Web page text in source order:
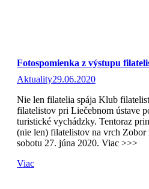
Fotospomienka z výstupu
Aktuality29.06.2020
Nie len filatelia spája Klub
filatelistov pri Liečebnom ústave
turistické vychádzky. Tentoraz
(nie len) filatelistov na vrch
sobotu 27. júna 2020. Viac >>>
Viac